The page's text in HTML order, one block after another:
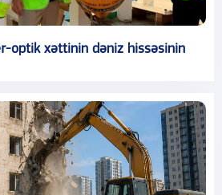
optik xəttinin dəniz hissəsinin